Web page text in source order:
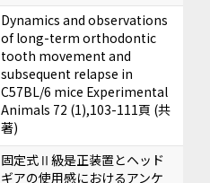
Dynamics and observations
of long-term orthodontic
tooth movement and
subsequent relapse in
C57BL/6 mice Experimental
Animals 72 (1),103-111頁 (共
著)
固定式Ⅱ級是正装置とヘッド
ギアの使用感におけるアンケ